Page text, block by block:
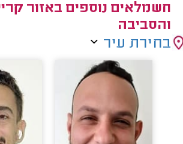
חשמלאים נוספים באזור
והסביבה
בחירת עיר